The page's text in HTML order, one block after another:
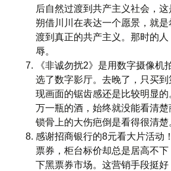
后自然过渡到共产主义社会，
朔借川川在表达一个愿景，就
渡到真正的共产主义。那时的
辱。
《非诚勿扰2》是用数字摄像机
选了数字影厅。去晚了，只买
现画面的锯齿感还是比较明显
万一瓶的酒，始终就没能看清
锁骨上的大伤疤倒是看得很清楚
感谢招商银行的8元看大片活动
票券，柜台标价却总是居高不
下黑票券市场。这营销手段挺